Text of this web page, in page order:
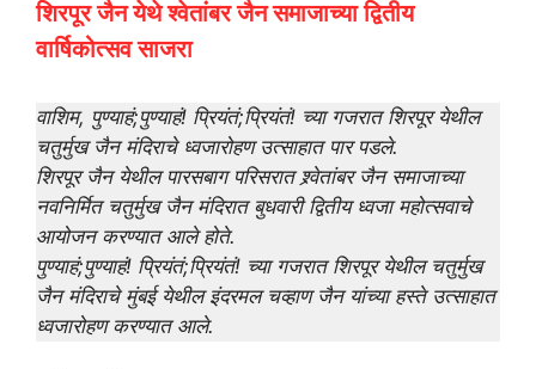
शिरपूर जैन येथे श्वेतांबर जैन समाजाच्या द्वितीय
वार्षिकोत्सव साजरा
वाशिम, पुण्याहं;पुण्याहं! प्रियंतं;प्रियंतं! च्या गजरात शिरपूर येथील
चतुर्मुख जैन मंदिराचे ध्वजारोहण उत्साहात पार पडले.
शिरपूर जैन येथील पारसबाग परिसरात श्र्वेतांबर जैन समाजाच्या
नवनिर्मित चतुर्मुख जैन मंदिरात बुधवारी द्वितीय ध्वजा महोत्सवाचे
आयोजन करण्यात आले होते.
पुण्याहं;पुण्याहं! प्रियंतं;प्रियंतं! च्या गजरात शिरपूर येथील चतुर्मुख
जैन मंदिराचे मुंबई येथील इंदरमल चव्हाण जैन यांच्या हस्ते उत्साहात
ध्वजारोहण करण्यात आले.